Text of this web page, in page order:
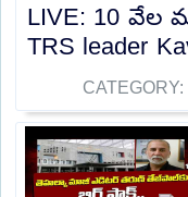
LIVE: 10 వేల
TRS leader
CATEGORY: